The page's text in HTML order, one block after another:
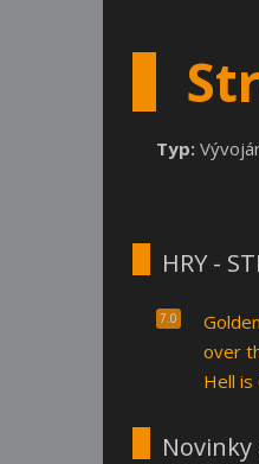
Typ:
HRY -
7.0
over
Hell
Novinky